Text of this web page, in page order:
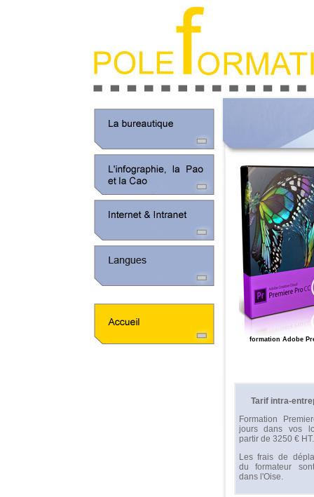
formation Adobe
Tarif intra-
Formation
jours dans vos
partir de 3250 € HT.
Les frais de
du formateur
dans l'Oise.